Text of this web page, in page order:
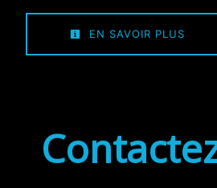
EN SAVOIR PLUS